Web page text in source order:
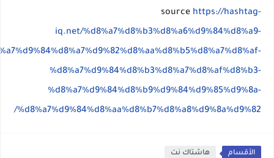
source https://hashtag-
iq.net/%d8%a7%d8%b3%d8%a6%d9%84%d8%a9-
%d8%a7%d9%84%d8%b3%d8%a7%d8%af%d8%b3-
%d8%a7%d9%84%d8%b9%d9%84%d9%85%d9%8a-
%d8%a7%d9%84%d8%aa%d8%b7%d8%a8%d9%8a%d9%82/
الأقسام هاشتاك نت